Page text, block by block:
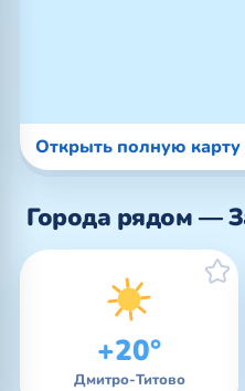
Открыть полную
Города рядом —
+20°
Дмитро-Титово